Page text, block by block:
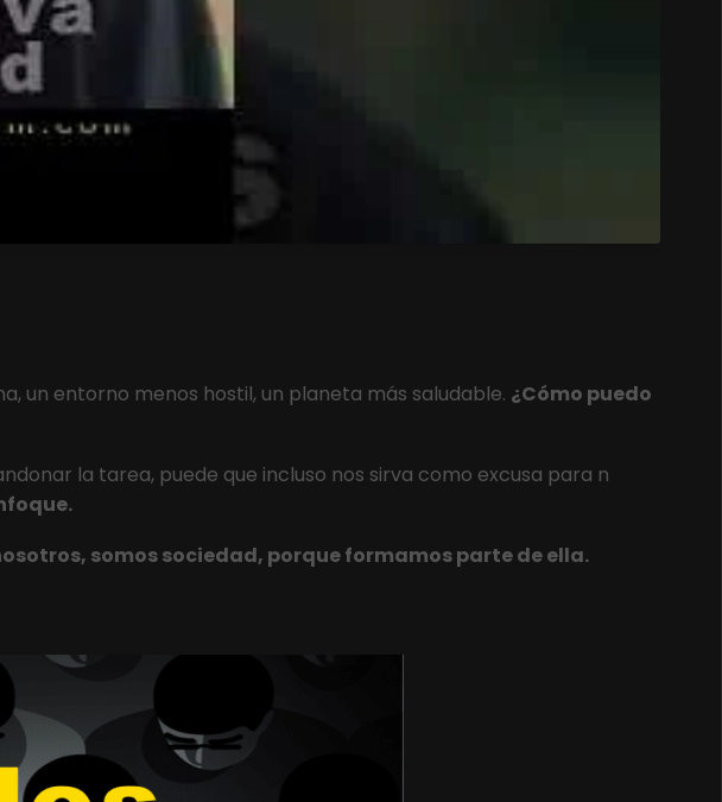
un entorno menos hostil, un planeta más saludable. ¿Cómo puedo
la tarea, puede que incluso nos sirva como excusa para n
somos sociedad, porque formamos parte de ella.